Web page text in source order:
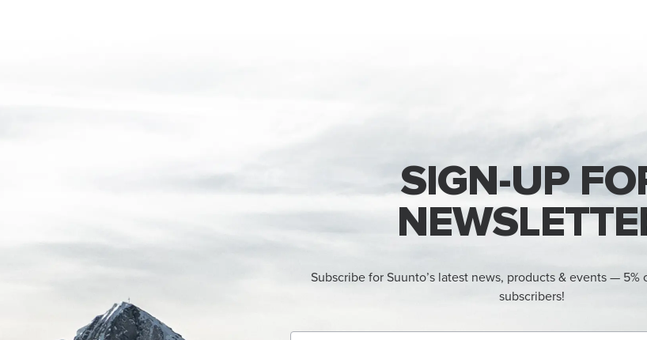
SIGN-UP
Subscribe for Suunto’s latest news, products & events — 5%
subscribers!